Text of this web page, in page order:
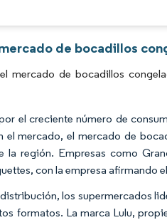
de bocadillos
mercado de bocadillos
el creciente número de
el mercado, el mercado de
la región. Empresas como
con la empresa afirmando
los supermercados
formatos. La marca Lulu,